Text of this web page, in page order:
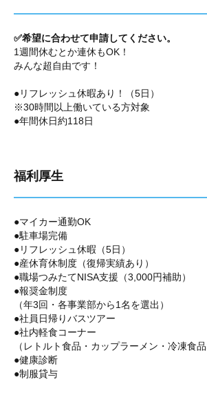
✅希望に合わせて申請してください。
1週間休むとか連休もOK！
みんな超自由です！
●リフレッシュ休暇あり！（5日）
※30時間以上働いている方対象
●年間休日約118日
福利厚生
●マイカー通勤OK
●駐車場完備
●リフレッシュ休暇（5日）
●産休育休制度（復帰実績あり）
●職場つみたてNISA支援（3,000円補助）
●報奨金制度
（年3回・各事業部から1名を選出）
●社員日帰りバスツアー
●社内軽食コーナー
（レトルト食品・カップラーメン・冷凍食
●健康診断
●制服貸与